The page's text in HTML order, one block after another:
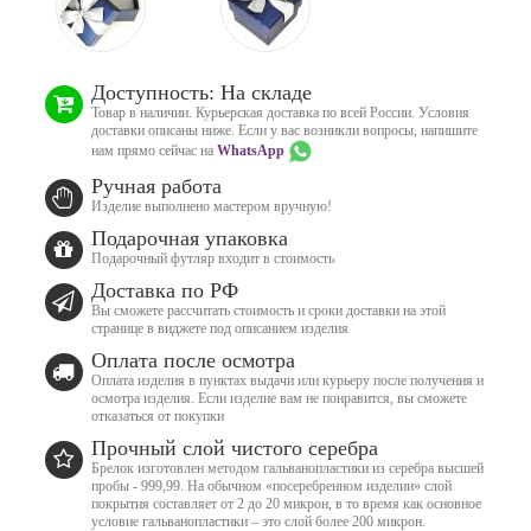
Доступность: На складе
Товар в наличии. Курьерская доставка по всей России. Условия
доставки описаны ниже. Если у вас возникли вопросы, напишите
нам прямо сейчас на WhatsApp
Ручная работа
Изделие выполнено мастером вручную!
Подарочная упаковка
Подарочный футляр входит в стоимость
Доставка по РФ
Вы сможете рассчитать стоимость и сроки доставки на этой
странице в виджете под описанием изделия
Оплата после осмотра
Оплата изделия в пунктах выдачи или курьеру после получения и
осмотра изделия. Если изделие вам не понравится, вы сможете
отказаться от покупки
Прочный слой чистого серебра
Брелок изготовлен методом гальванопластики из серебра высшей
пробы - 999,99. На обычном «посеребренном изделии» слой
покрытия составляет от 2 до 20 микрон, в то время как основное
условие гальванопластики – это слой более 200 микрон.